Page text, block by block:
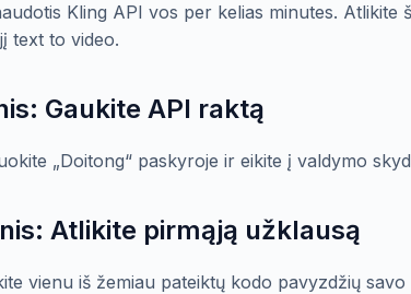
Kling API vos per kelias minutes.
text to video.
Gaukite API raktą
„Doitong“ paskyroje ir eikite į valdymo
Atlikite pirmąją užklausą
vienu iš žemiau pateiktų kodo pavyzdžių